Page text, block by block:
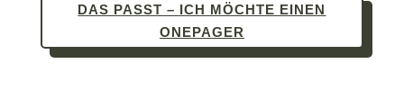
DAS PASST – ICH MÖCHTE EINEN
ONEPAGER